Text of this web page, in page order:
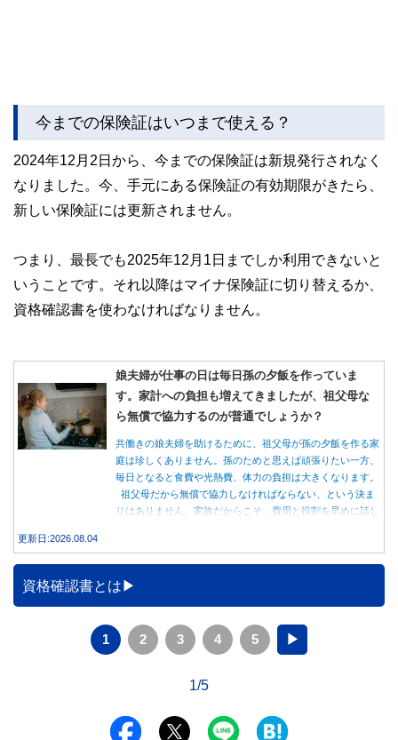
今までの保険証はいつまで使える？
2024年12月2日から、今までの保険証は新規発行されなく
なりました。今、手元にある保険証の有効期限がきたら、
新しい保険証には更新されません。
つまり、最長でも2025年12月1日までしか利用できないと
いうことです。それ以降はマイナ保険証に切り替えるか、
資格確認書を使わなければなりません。
娘夫婦が仕事の日は毎日孫の夕飯を作っていま
す。家計への負担も増えてきましたが、祖父母な
ら無償で協力するのが普通でしょうか？
共働きの娘夫婦を助けるために、祖父母が孫の夕飯を作る家
庭は珍しくありません。孫のためと思えば頑張りたい一方、
毎日となると食費や光熱費、体力の負担は大きくなります。
祖父母だから無償で協力しなければならない、という決ま
りはありません。家族だからこそ、費用と役割を早めに話し
更新日:2026.08.04
資格確認書とは
1 2 3 4 5 ▶
1/5